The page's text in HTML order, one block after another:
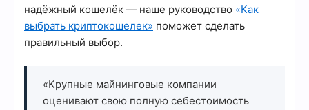
надёжный кошелёк — наше руководство «Как
выбрать криптокошелек» поможет сделать
правильный выбор.
«Крупные майнинговые компании
оценивают свою полную себестоимость